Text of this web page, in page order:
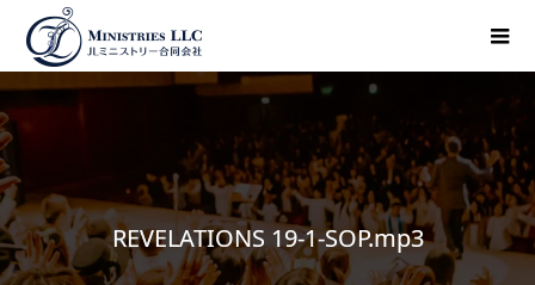
REVELATIONS 19-1-SOP.mp3